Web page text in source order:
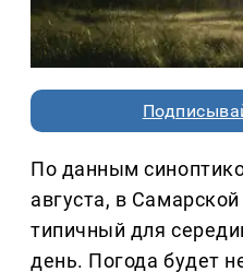
По данным
августа, в
типичный для
день. Погода будет